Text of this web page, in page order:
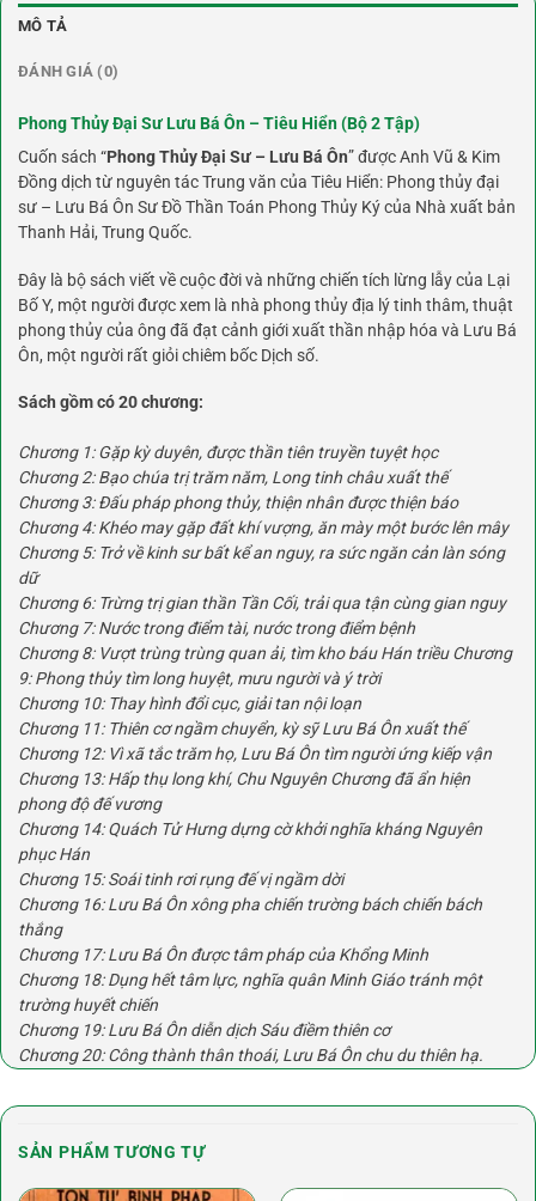
MÔ TẢ
ĐÁNH GIÁ (0)
Phong Thủy Đại Sư Lưu Bá Ôn – Tiêu Hiển (Bộ 2 Tập)
Cuốn sách “Phong Thủy Đại Sư – Lưu Bá Ôn” được Anh Vũ & Kim
Đồng dịch từ nguyên tác Trung văn của Tiêu Hiển: Phong thủy đại
sư – Lưu Bá Ôn Sư Đồ Thần Toán Phong Thủy Ký của Nhà xuất bản
Thanh Hải, Trung Quốc.
Đây là bộ sách viết về cuộc đời và những chiến tích lừng lẫy của Lại
Bố Y, một người được xem là nhà phong thủy địa lý tinh thâm, thuật
phong thủy của ông đã đạt cảnh giới xuất thần nhập hóa và Lưu Bá
Ôn, một người rất giỏi chiêm bốc Dịch số.
Sách gồm có 20 chương:
Chương 1: Gặp kỳ duyên, được thần tiên truyền tuyệt học
Chương 2: Bạo chúa trị trăm năm, Long tinh châu xuất thế
Chương 3: Đấu pháp phong thủy, thiện nhân được thiện báo
Chương 4: Khéo may gặp đất khí vượng, ăn mày một bước lên mây
Chương 5: Trở về kinh sư bất kể an nguy, ra sức ngăn cản làn sóng
dữ
Chương 6: Trừng trị gian thần Tần Cối, trải qua tận cùng gian nguy
Chương 7: Nước trong điểm tài, nước trong điểm bệnh
Chương 8: Vượt trùng trùng quan ải, tìm kho báu Hán triều Chương
9: Phong thủy tìm long huyệt, mưu người và ý trời
Chương 10: Thay hình đổi cục, giải tan nội loạn
Chương 11: Thiên cơ ngầm chuyển, kỳ sỹ Lưu Bá Ôn xuất thế
Chương 12: Vì xã tắc trăm họ, Lưu Bá Ôn tìm người ứng kiếp vận
Chương 13: Hấp thụ long khí, Chu Nguyên Chương đã ẩn hiện
phong độ đế vương
Chương 14: Quách Tử Hưng dựng cờ khởi nghĩa kháng Nguyên
phục Hán
Chương 15: Soái tinh rơi rụng đế vị ngầm dời
Chương 16: Lưu Bá Ôn xông pha chiến trường bách chiến bách
thắng
Chương 17: Lưu Bá Ôn được tâm pháp của Khổng Minh
Chương 18: Dụng hết tâm lực, nghĩa quân Minh Giáo tránh một
trường huyết chiến
Chương 19: Lưu Bá Ôn diễn dịch Sáu điềm thiên cơ
Chương 20: Công thành thân thoái, Lưu Bá Ôn chu du thiên hạ.
SẢN PHẨM TƯƠNG TỰ